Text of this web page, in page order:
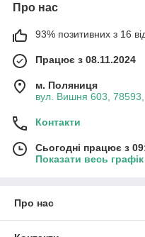
Про нас
93% позитивних з 16
Працює з 08.11.2024
м. Поляниця
вул. Вишня 603,
Контакти
Сьогодні працює з
Показати весь
Про нас